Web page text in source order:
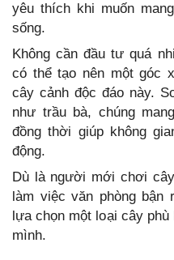
yêu thích khi muốn
sống.
Không cần đầu tư quá
có thể tạo nên một góc
cây cảnh độc đáo này.
như trầu bà, chúng
đồng thời giúp không
động.
Dù là người mới chơi
làm việc văn phòng bận
lựa chọn một loại cây
mình.